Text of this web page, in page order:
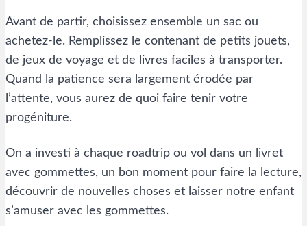
Avant de partir, choisissez ensemble un sac ou
achetez-le. Remplissez le contenant de petits jouets,
de jeux de voyage et de livres faciles à transporter.
Quand la patience sera largement érodée par
l’attente, vous aurez de quoi faire tenir votre
progéniture.
On a investi à chaque roadtrip ou vol dans un livret
avec gommettes, un bon moment pour faire la lecture,
découvrir de nouvelles choses et laisser notre enfant
s’amuser avec les gommettes.